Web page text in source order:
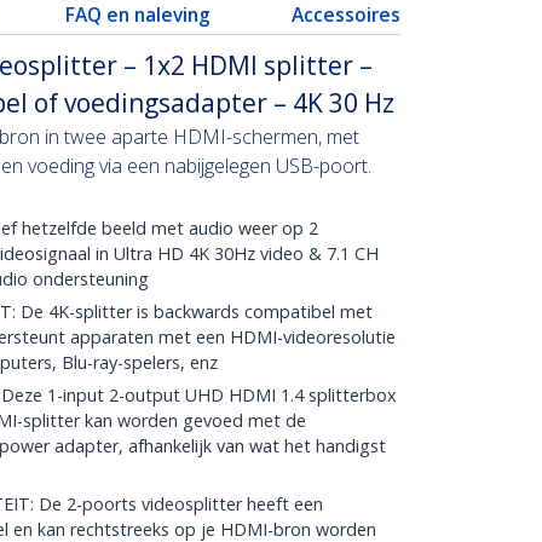
FAQ en naleving Accessoires
– 1x2 HDMI splitter –
of voedingsadapter – 4K 30 Hz
in twee aparte HDMI-schermen, met
voeding via een nabijgelegen USB-poort.
hetzelfde beeld met audio weer op 2
in Ultra HD 4K 30Hz video & 7.1 CH
ondersteuning
De 4K-splitter is backwards compatibel met
apparaten met een HDMI-videoresolutie
Blu-ray-spelers, enz
Deze 1-input 2-output UHD HDMI 1.4 splitterbox
splitter kan worden gevoed met de
adapter, afhankelijk van wat het handigst
De 2-poorts videosplitter heeft een
en kan rechtstreeks op je HDMI-bron worden